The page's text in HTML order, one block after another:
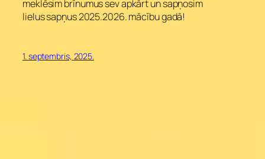
meklēsim brīnumus sev apkārt un sapņosim
lielus sapņus 2025.2026. mācību gadā!
1. septembris, 2025.